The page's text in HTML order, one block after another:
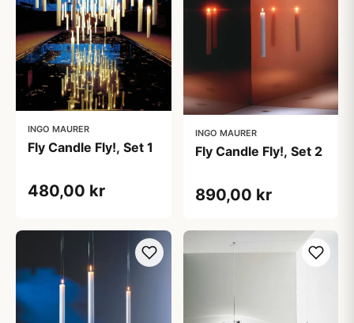
INGO MAURER
Fly Candle Fly!, Set 1
480,00 kr
INGO MAURER
Fly Candle Fly!, Set 2
890,00 kr